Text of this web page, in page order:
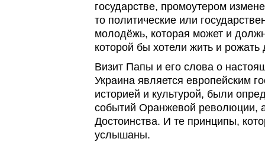
государстве, промоутером
то политические или
молодёжь, которая может и
которой бы хотели жить и рожать
Визит Папы и его слова о
Украина является европейским
историей и культурой, были
событий Оранжевой революции,
Достоинства. И те принципы,
услышаны.